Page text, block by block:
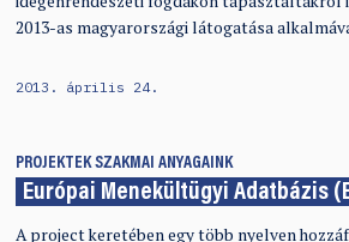
2013-as magyarországi látogatása
2013. április 24.
PROJEKTEK SZAKMAI ANYAGAINK
Európai Menekültügyi Adatbázis
A project keretében egy több nyelven